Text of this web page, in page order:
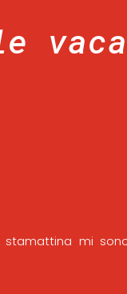
stamattina mi